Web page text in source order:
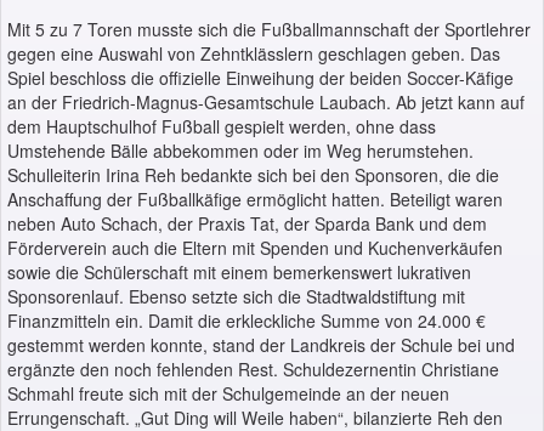
Mit 5 zu 7 Toren musste sich die Fußballmannschaft der Sportlehrer
gegen eine Auswahl von Zehntklässlern geschlagen geben. Das
Spiel beschloss die offizielle Einweihung der beiden Soccer-Käfige
an der Friedrich-Magnus-Gesamtschule Laubach. Ab jetzt kann auf
dem Hauptschulhof Fußball gespielt werden, ohne dass
Umstehende Bälle abbekommen oder im Weg herumstehen.
Schulleiterin Irina Reh bedankte sich bei den Sponsoren, die die
Anschaffung der Fußballkäfige ermöglicht hatten. Beteiligt waren
neben Auto Schach, der Praxis Tat, der Sparda Bank und dem
Förderverein auch die Eltern mit Spenden und Kuchenverkäufen
sowie die Schülerschaft mit einem bemerkenswert lukrativen
Sponsorenlauf. Ebenso setzte sich die Stadtwaldstiftung mit
Finanzmitteln ein. Damit die erkleckliche Summe von 24.000 €
gestemmt werden konnte, stand der Landkreis der Schule bei und
ergänzte den noch fehlenden Rest. Schuldezernentin Christiane
Schmahl freute sich mit der Schulgemeinde an der neuen
Errungenschaft. „Gut Ding will Weile haben“, bilanzierte Reh den